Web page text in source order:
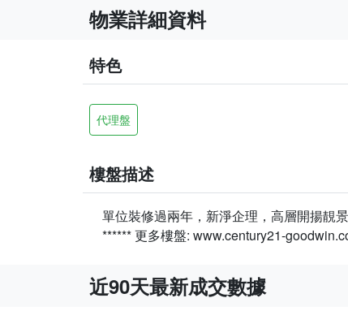
物業詳細資料
特色
代理盤
樓盤描述
單位裝修過兩年，新淨企理，高層開揚靚
****** 更多樓盤: www.century21-
近90天最新成交數據